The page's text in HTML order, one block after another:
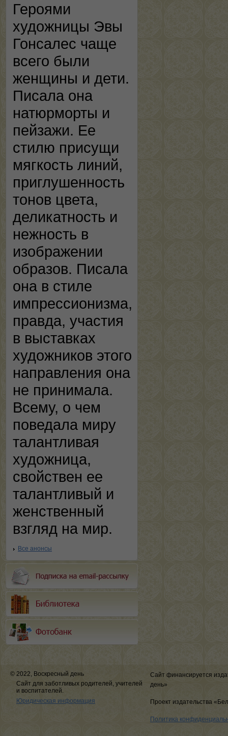
Героями
художницы Эвы
Гонсалес чаще
всего были
женщины и дети.
Писала она
натюрморты и
пейзажи. Ее
стилю присущи
мягкость линий,
приглушенность
тонов цвета,
деликатность и
нежность в
изображении
образов. Писала
она в стиле
импрессионизма,
правда, участия
в выставках
художников этого
направления она
не принимала.
Всему, о чем
поведала миру
талантливая
художница,
свойствен ее
талантливый и
женственный
взгляд на мир.
Все анонсы
© 2022, Воскресный день
Сайт для заботливых родителей, учителей
и воспитателей.
Юридическая информация
Сайт финансируется
день»
Проект издательства
Политика